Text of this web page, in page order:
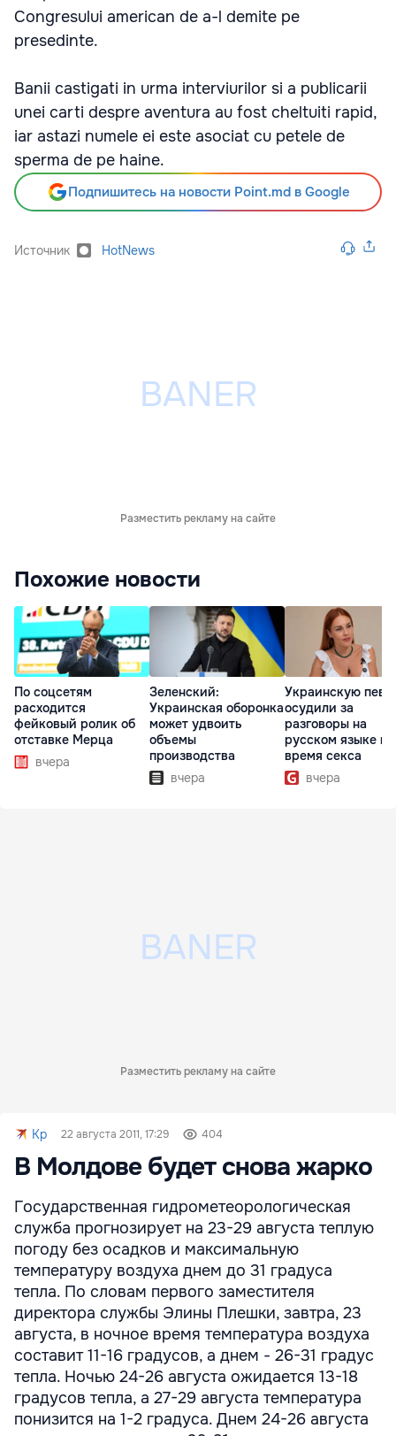
Congresului american de a-l demite pe
presedinte.
Banii castigati in urma interviurilor si a publicarii
unei carti despre aventura au fost cheltuiti rapid,
iar astazi numele ei este asociat cu petele de
sperma de pe haine.
Подпишитесь на новости Point.md в Google
Источник HotNews
Разместить рекламу на сайте
Похожие новости
По соцсетям
расходится
фейковый ролик об
отставке Мерца
вчера
Зеленский:
Украинская оборонка
может удвоить
объемы
производства
вчера
Украинскую
осудили за
разговоры на
русском языке во
время секса
вчера
Разместить рекламу на сайте
Kp 22 августа 2011, 17:29 404
В Молдове будет снова жарко
Государственная гидрометеорологическая
служба прогнозирует на 23-29 августа теплую
погоду без осадков и максимальную
температуру воздуха днем до 31 градуса
тепла. По словам первого заместителя
директора службы Элины Плешки, завтра, 23
августа, в ночное время температура воздуха
составит 11-16 градусов, а днем - 26-31 градус
тепла. Ночью 24-26 августа ожидается 13-18
градусов тепла, а 27-29 августа температура
понизится на 1-2 градуса. Днем 24-26 августа